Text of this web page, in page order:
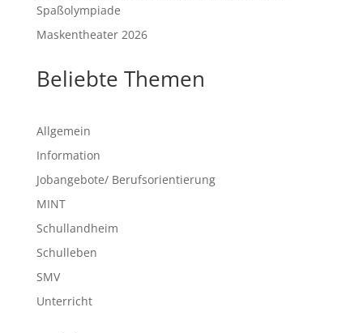
Spaßolympiade
Maskentheater 2026
Beliebte Themen
Allgemein
Information
Jobangebote/ Berufsorientierung
MINT
Schullandheim
Schulleben
SMV
Unterricht